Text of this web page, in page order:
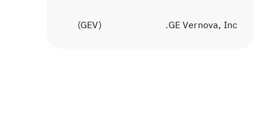
GE Vernova, Inc.
(
GEV
)